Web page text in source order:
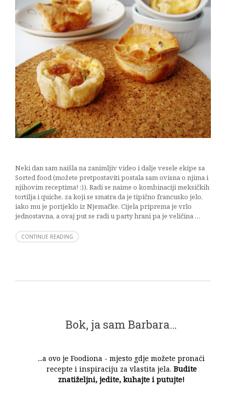
Neki dan sam naišla na zanimljiv video i dalje vesele ekipe sa
Sorted food (možete pretpostaviti postala sam ovisna o njima i
njihovim receptima! :)). Radi se naime o kombinaciji meksičkih
tortilja i quiche, za koji se smatra da je tipično francusko jelo,
iako mu je porijeklo iz Njemačke. Cijela priprema je vrlo
jednostavna, a ovaj put se radi u party hrani pa je veličina …
CONTINUE READING
Bok, ja sam Barbara…
...a ovo je Foodiona - mjesto gdje možete pronaći
recepte i inspiraciju za vlastita jela. Budite
znatiželjni, jedite, kuhajte i putujte!